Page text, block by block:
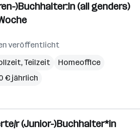
)Buchhalter:in (all genders)
veröffentlicht
Teilzeit
Homeoffice
€ jährlich
r (Junior-)Buchhalter*in